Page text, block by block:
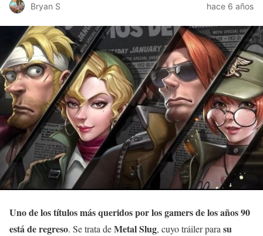
Bryan S hace 6 años
Uno de los títulos más queridos por los gamers de los años 90
está de regreso. Se trata deMetal Slug, cuyo tráiler para su